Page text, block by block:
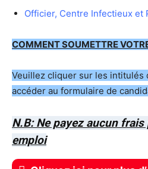
Officier, Centre Infectieux et
COMMENT SOUMETTRE
Veuillez cliquer sur les intitulés
accéder au formulaire de
N.B: Ne payez aucun
emploi